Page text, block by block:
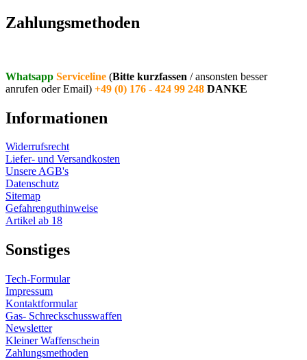
Zahlungsmethoden
Whatsapp Serviceline (Bitte kurzfassen / ansonsten besser
anrufen oder Email) +49 (0) 176 - 424 99 248 DANKE
Informationen
Widerrufsrecht
Liefer- und Versandkosten
Unsere AGB's
Datenschutz
Sitemap
Gefahrenguthinweise
Artikel ab 18
Sonstiges
Tech-Formular
Impressum
Kontaktformular
Gas- Schreckschusswaffen
Newsletter
Kleiner Waffenschein
Zahlungsmethoden